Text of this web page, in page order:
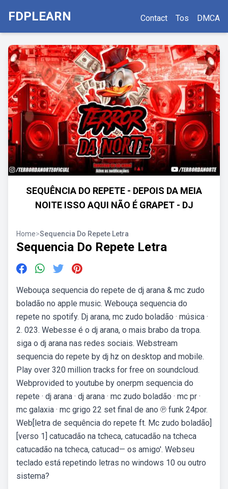
FDPLEARN Contact Tos DMCA
SEQUÊNCIA DO REPETE - DEPOIS DA MEIA
NOITE ISSO AQUI NÃO É GRAPET - DJ
Home>Sequencia Do Repete Letra
Sequencia Do Repete Letra
Webouça sequencia do repete de dj arana & mc zudo
boladão no apple music. Webouça sequencia do
repete no spotify. Dj arana, mc zudo boladão · música ·
2. 023. Webesse é o dj arana, o mais brabo da tropa.
siga o dj arana nas redes sociais. Webstream
sequencia do repete by dj hz on desktop and mobile.
Play over 320 million tracks for free on soundcloud.
Webprovided to youtube by onerpm sequencia do
repete · dj arana · dj arana · mc zudo boladão · mc pr ·
mc galaxia · mc grigo 22 set final de ano ℗ funk 24por.
Web[letra de sequência do repete ft. Mc zudo boladão]
[verso 1] catucadão na tcheca, catucadão na tcheca
catucadão na tcheca, catucad— os amigo'. Webseu
teclado está repetindo letras no windows 10 ou outro
sistema?